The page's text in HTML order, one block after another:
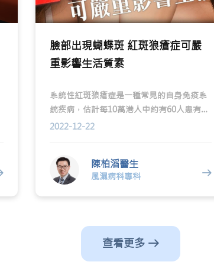
臉部出現蝴蝶斑 紅斑狼瘡症可嚴
重影響生活質素
系統性紅斑狼瘡症是一種常見的自身免疫系
統疾病，估計每10萬港人中約有60人患有此
症，患者大多為15至30歲之女性，男女患者
過多抗體，並對自身的細胞作出攻擊。
2022-12-22
陳柏滔醫生
風濕病科專科
查看更多